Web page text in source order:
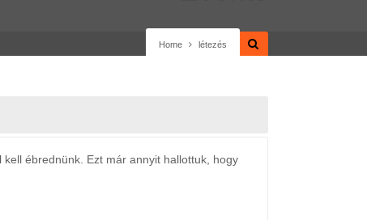
Home létezés
ébrednünk. Ezt már annyit hallottuk, hogy